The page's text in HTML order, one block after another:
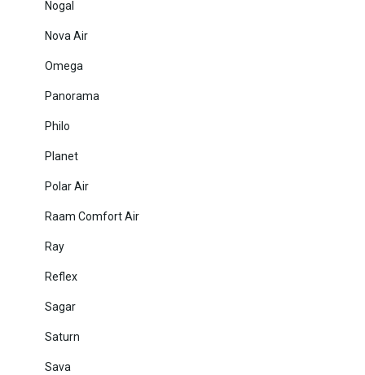
Nogal
Nova Air
Omega
Panorama
Philo
Planet
Polar Air
Raam Comfort Air
Ray
Reflex
Sagar
Saturn
Sava